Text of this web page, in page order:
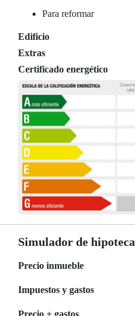
Para reformar
Edificio
Extras
Certificado energético
Simulador de hipoteca
Precio inmueble
Impuestos y gastos